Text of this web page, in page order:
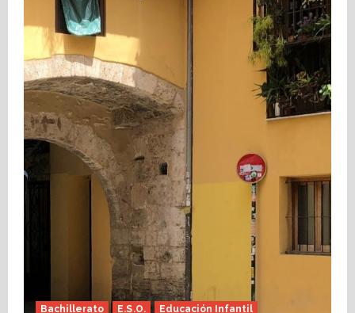
Bachillerato E.S.O.
Educación Infantil